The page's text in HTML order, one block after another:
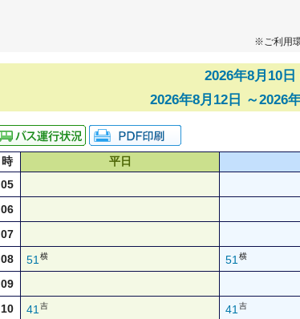
※ご利用
2026年8月10
2026年8月12日 ～2026
時 平日
05
06
07
08
51 横 51 横
09
10
41 吉 41 吉